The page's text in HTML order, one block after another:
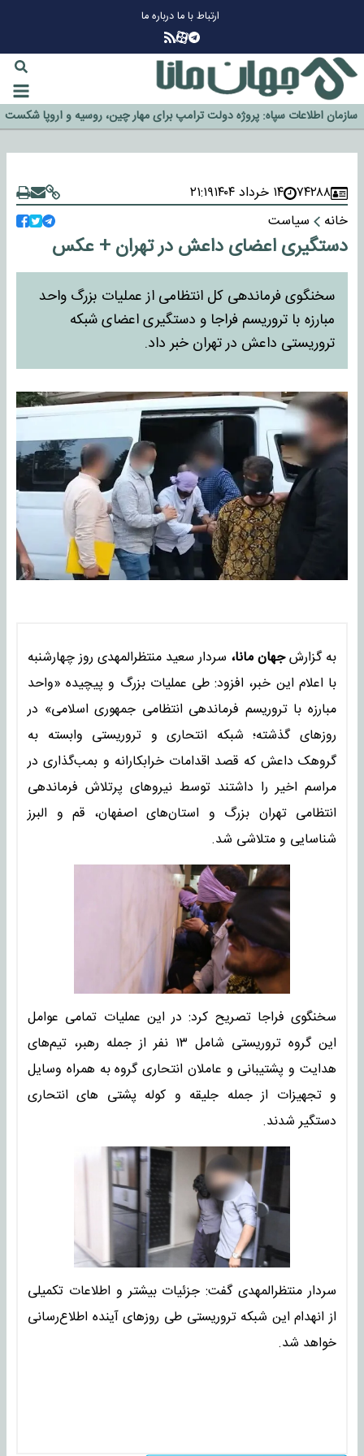
ارتباط با مادرباره ما
گزینه جدایی اوسمار روی میز مدیران پرسپولیس
آیا رئیس جمهور آمریکا قانون را دور می‌زند؟
اخراج رسمی چهره نامدار از پرسپولیس
سازمان اطلاعات سپاه: پروژه دولت ترامپ برای مهار چین، روسیه و اروپا شکست
خورد
۷۴۲۸۸ ۱۴ خرداد ۱۴۰۴
۲۱:۱۹
خانه
سیاست
دستگیری اعضای داعش در تهران + عکس
سخنگوی فرماندهی کل انتظامی از عملیات بزرگ واحد
مبارزه با تروریسم فراجا و دستگیری اعضای شبکه
تروریستی داعش در تهران خبر داد.
به گزارشجهان مانا، سردار سعید منتظرالمهدی روز چهارشنبه
با اعلام این خبر، افزود: طی عملیات بزرگ و پیچیده «واحد
مبارزه با تروریسم فرماندهی انتظامی جمهوری اسلامی» در
روزهای گذشته؛ شبکه انتحاری و تروریستی وابسته به
گروهک داعش که قصد اقدامات خرابکارانه و بمب‌گذاری در
مراسم اخیر را داشتند توسط نیروهای پرتلاش فرماندهی
انتظامی تهران بزرگ و استان‌های اصفهان، قم و البرز
شناسایی و متلاشی شد.
سخنگوی فراجا تصریح کرد: در این عملیات تمامی عوامل
این گروه تروریستی شامل ۱۳ نفر از جمله رهبر، تیم‌های
هدایت و پشتیبانی و عاملان انتحاری گروه به همراه وسایل
و تجهیزات از جمله جلیقه و کوله پشتی های انتحاری
دستگیر شدند.
سردار منتظرالمهدی گفت: جزئیات بیشتر و اطلاعات تکمیلی
از انهدام این شبکه تروریستی طی روزهای آینده اطلاع‌رسانی
خواهد شد.